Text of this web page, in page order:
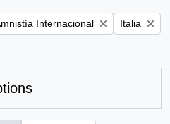
filter:
Internacional Remove
Italia